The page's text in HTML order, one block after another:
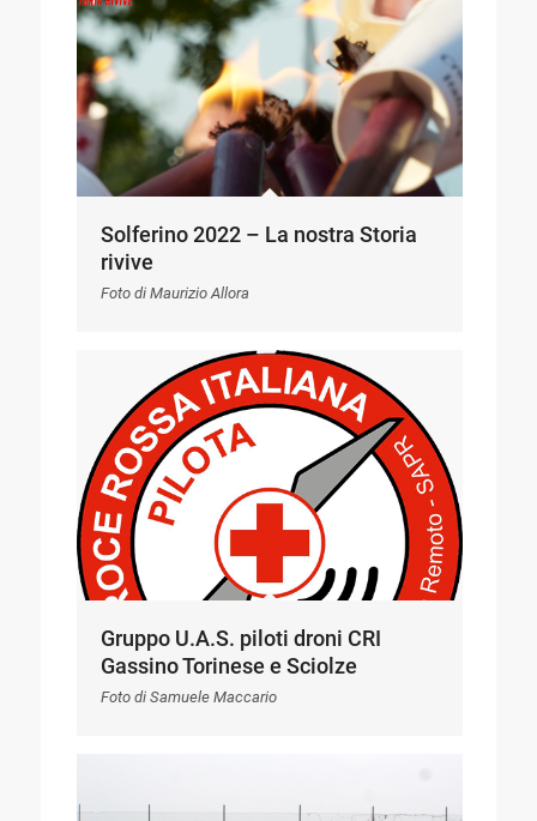
Solferino 2022 – La nostra Storia
rivive
Foto di Maurizio Allora
Gruppo U.A.S. piloti droni CRI
Gassino Torinese e Sciolze
Foto di Samuele Maccario